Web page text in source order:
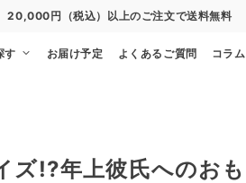
20,000円（税込）以上のご注文で送料無料
す お届け予定 よくあるご質問 コラム
ズ!?年上彼氏へのおも